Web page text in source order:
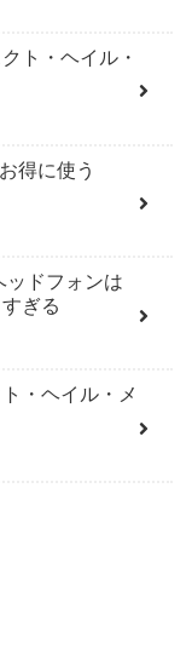
ト・ヘイル・
得に使う
ドフォンは
ぎる
・ヘイル・メ